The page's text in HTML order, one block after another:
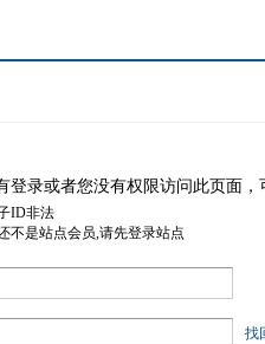
登录或者您没有权限访问此页面
ID非法
不是站点会员,请先登录站点
找